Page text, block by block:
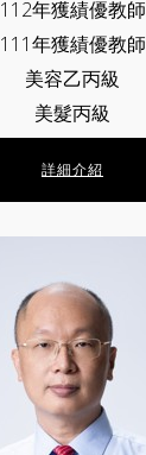
112年獲績優教師
111年獲績優教師
美容乙丙級
美髮丙級
詳細介紹